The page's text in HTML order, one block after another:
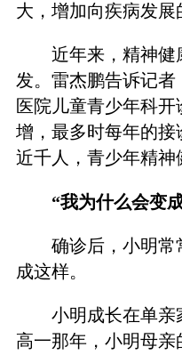
大，增加向疾病发展
近年来，精神健
发。雷杰鹏告诉记者
医院儿童青少年科
增，最多时每年的
近千人，青少年精神
“我为什么会变
确诊后，小明
成这样。
小明成长在单亲
高一那年，小明母